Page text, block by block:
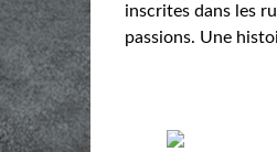
inscrites dans les
passions. Une